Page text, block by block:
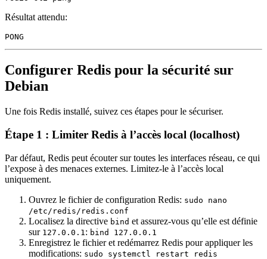
Résultat attendu:
Configurer Redis pour la sécurité sur
Debian
Une fois Redis installé, suivez ces étapes pour le sécuriser.
Étape 1 : Limiter Redis à l’accès local (localhost)
Par défaut, Redis peut écouter sur toutes les interfaces réseau, ce qui
l’expose à des menaces externes. Limitez-le à l’accès local
uniquement.
Ouvrez le fichier de configuration Redis: sudo nano
/etc/redis/redis.conf
Localisez la directive bind et assurez-vous qu’elle est définie
sur 127.0.0.1 : bind 127.0.0.1
Enregistrez le fichier et redémarrez Redis pour appliquer les
modifications: sudo systemctl restart redis